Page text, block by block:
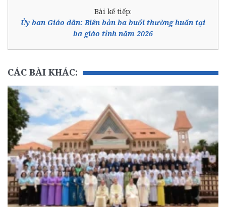
Bài kế tiếp:
Ủy ban Giáo dân: Biên bản ba buổi thường huấn tại
ba giáo tỉnh năm 2026
CÁC BÀI KHÁC: